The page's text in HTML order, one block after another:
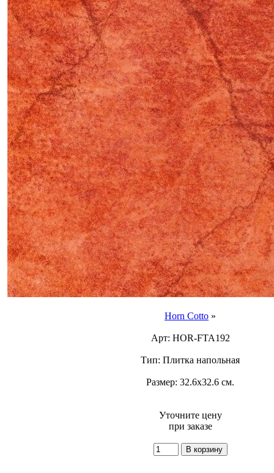
Horn Cotto »
Арт: HOR-FTA192
Тип: Плитка напольная
Размер: 32.6x32.6 см.
Уточните цену
при заказе